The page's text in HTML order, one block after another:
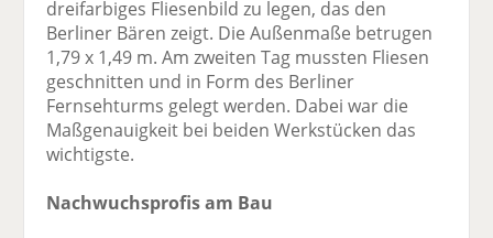
dreifarbiges Fliesenbild zu legen, das den
Berliner Bären zeigt. Die Außenmaße betrugen
1,79 x 1,49 m. Am zweiten Tag mussten Fliesen
geschnitten und in Form des Berliner
Fernsehturms gelegt werden. Dabei war die
Maßgenauigkeit bei beiden Werkstücken das
wichtigste.
Nachwuchsprofis am Bau